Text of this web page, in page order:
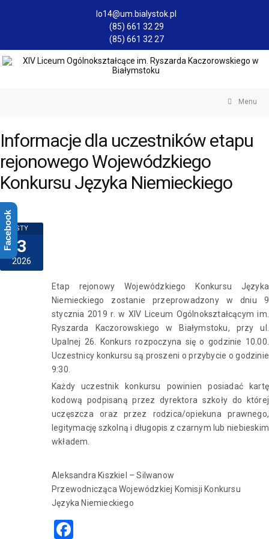
lo14@um.bialystok.pl
(85) 661 32 29
(85) 661 32 27
Menu
Informacje dla uczestników etapu
rejonowego Wojewódzkiego
Konkursu Języka Niemieckiego
STY
3
2026
Etap rejonowy Wojewódzkiego Konkursu Języka
Niemieckiego zostanie przeprowadzony w dniu 9
stycznia 2019 r. w XIV Liceum Ogólnokształcącym im.
Ryszarda Kaczorowskiego w Białymstoku, przy ul.
Upalnej 26. Konkurs rozpoczyna się o godzinie 10.00.
Uczestnicy konkursu są proszeni o przybycie o godzinie
9:30.
Każdy uczestnik konkursu powinien posiadać kartę
kodową podpisaną przez dyrektora szkoły do której
uczęszcza oraz przez rodzica/opiekuna prawnego,
legitymację szkolną i długopis z czarnym lub niebieskim
wkładem.
Aleksandra Kiszkiel – Silwanow
Przewodnicząca Wojewódzkiej Komisji Konkursu
Języka Niemieckiego
Facebook